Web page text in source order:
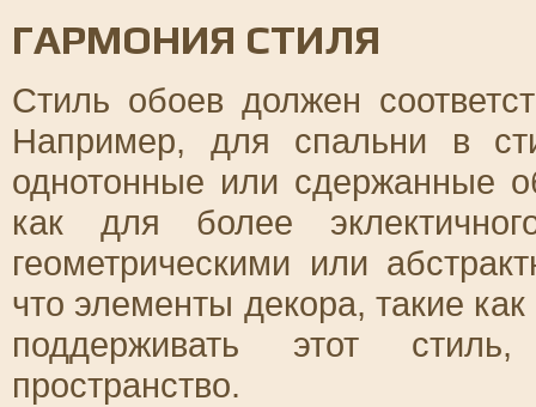
ГАРМОНИЯ СТИЛЯ
Стиль обоев должен
Например, для спальни в
однотонные или сдержанные
как для более
геометрическими или
что элементы декора, такие
поддерживать этот
пространство.